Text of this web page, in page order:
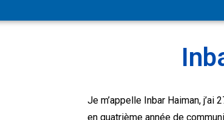
Je m’appelle Inbar Haiman,
en quatrième année de